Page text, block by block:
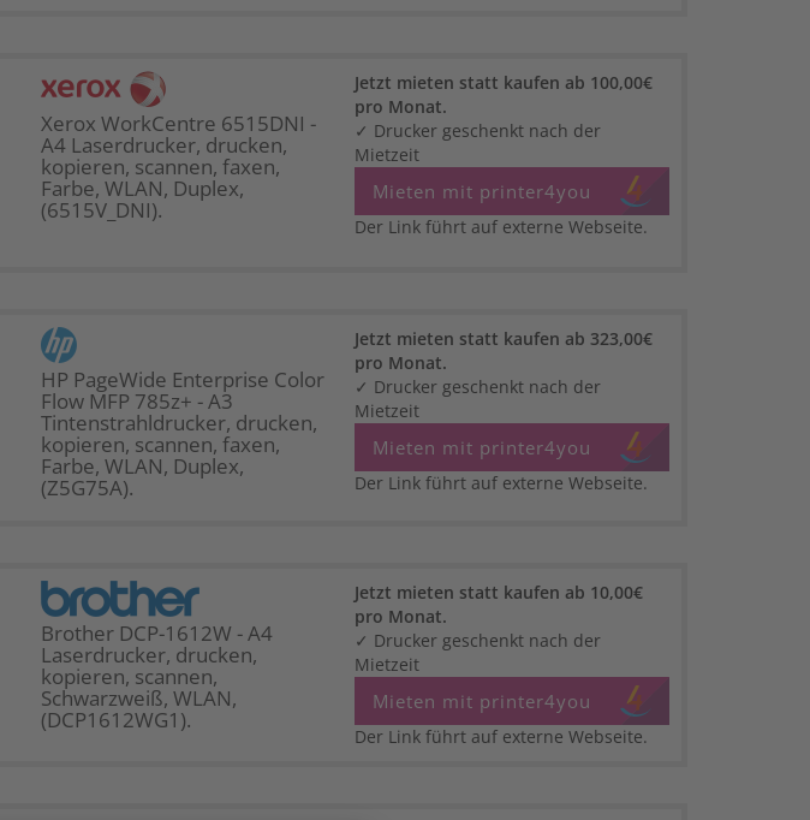
Xerox WorkCentre 6515DNI -
A4 Laserdrucker, drucken,
kopieren, scannen, faxen,
Farbe, WLAN, Duplex,
(6515V_DNI).
Jetzt mieten statt kaufen ab 100,00€
pro Monat.
✓ Drucker geschenkt nach der
Mietzeit
Mieten mit printer4you
Der Link führt auf externe Webseite.
HP PageWide Enterprise Color
Flow MFP 785z+ - A3
Tintenstrahldrucker, drucken,
kopieren, scannen, faxen,
Farbe, WLAN, Duplex,
(Z5G75A).
Jetzt mieten statt kaufen ab 323,00€
pro Monat.
✓ Drucker geschenkt nach der
Mietzeit
Mieten mit printer4you
Der Link führt auf externe Webseite.
Brother DCP-1612W - A4
Laserdrucker, drucken,
kopieren, scannen,
Schwarzweiß, WLAN,
(DCP1612WG1).
Jetzt mieten statt kaufen ab 10,00€
pro Monat.
✓ Drucker geschenkt nach der
Mietzeit
Mieten mit printer4you
Der Link führt auf externe Webseite.